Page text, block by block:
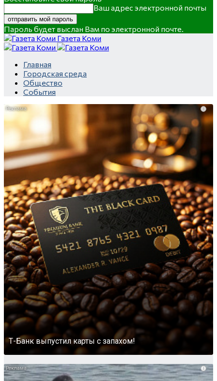
Ваш адрес электронной почты
Пароль будет выслан Вам по электронной почте.
Газета Коми
Главная
Городская среда
Общество
События
i
Т-Банк выпустил карты с запахом!
i